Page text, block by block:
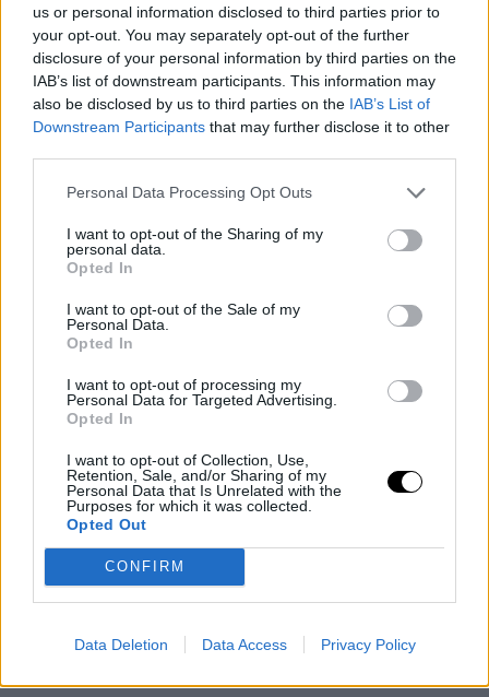
us or personal information disclosed to third parties prior to
your opt-out. You may separately opt-out of the further
disclosure of your personal information by third parties on the
IAB’s list of downstream participants. This information may
also be disclosed by us to third parties on the IAB’s List of
Downstream Participants that may further disclose it to other
Personal Data Processing Opt Outs
I want to opt-out of the Sharing of my
personal data.
Opted In
I want to opt-out of the Sale of my
Personal Data.
Opted In
I want to opt-out of processing my
Personal Data for Targeted Advertising.
Opted In
I want to opt-out of Collection, Use,
Retention, Sale, and/or Sharing of my
Personal Data that Is Unrelated with the
Purposes for which it was collected.
Opted Out
CONFIRM
Data Deletion Data Access Privacy Policy
Το διαμέρισμα βρίσκεται σε ένα από τα σημεία της πόλης με τη
μεγαλύτερη αίγλη και διαθέτει εκπληκτική θέα, ενώ είναι
στην οροφή, ένα μεγάλο γωνιακό σαλόνι με τραπεζαρία και
μαρμάρινα μπάνια.
Στην παρούσα φάση, η Ιβάνκα Τραμπ, ο σύγυζός της Τζερντ
Κάσνερ και τα τρία τους παιδιά διαμένουν σε ένα ρετιρέ με
τέσσερα υπνοδωμάτια στο ίδιο κτίριο, το οποίο αγγίζει την
αστρονομική τιμή των 16 εκατομμυρίων δολαρίων.
ΙΒΑΝΚΑ ΤΡΑΜΠ FACES